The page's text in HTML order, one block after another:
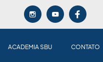
ACADEMIA SBU CONTATO